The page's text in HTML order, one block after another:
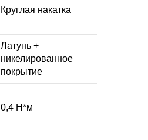
Круглая накатка
Латунь +
никелированное
покрытие
0,4 Н*м